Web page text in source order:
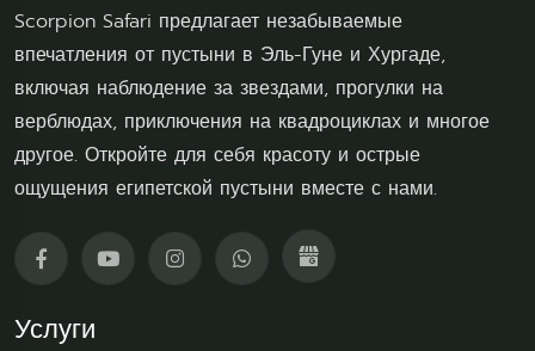
Scorpion Safari предлагает незабываемые
впечатления от пустыни в Эль-Гуне и Хургаде,
включая наблюдение за звездами, прогулки на
верблюдах, приключения на квадроциклах и многое
другое. Откройте для себя красоту и острые
ощущения египетской пустыни вместе с нами.
Услуги